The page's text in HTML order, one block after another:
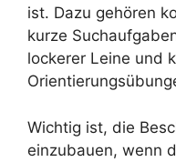
ist. Dazu gehören
kurze
lockerer Leine und
Wichtig ist, die
einzubauen, wenn